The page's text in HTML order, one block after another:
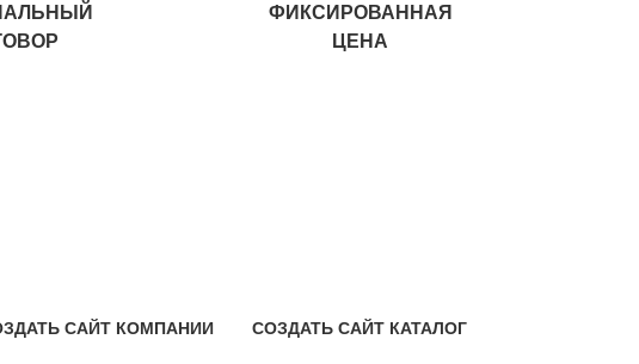
ФИКСИРОВАННАЯ
ЦЕНА
САЙТ КОМПАНИИ СОЗДАТЬ САЙТ КАТАЛОГ